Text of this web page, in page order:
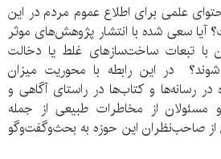
علمی برای اطلاع عموم مردم در این
آیا سعی شده با انتشار پژوهش‌های موثر
با تبعات ساخت‌سازهای غلط یا دخالت
در این رابطه با محوریت میزان
رسانه‌ها و کتاب‌ها در راستای آگاهی و
مسئولان از مخاطرات طبیعی از جمله
صاحب‌نظران این حوزه به بحث‌وگفت‌وگو